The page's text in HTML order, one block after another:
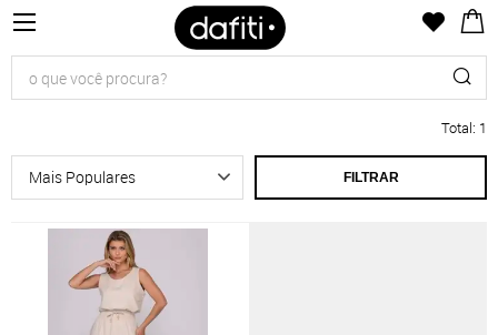
Total: 1
FILTRAR